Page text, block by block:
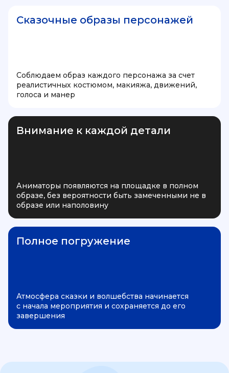
Сказочные образы персонажей
Соблюдаем образ каждого персонажа за счет
реалистичных костюмом, макияжа, движений,
голоса и манер
Внимание к каждой детали
Аниматоры появляются на площадке в полном
образе, без вероятности быть замеченными не в
образе или наполовину
Полное погружение
Атмосфера сказки и волшебства начинается
с начала мероприятия и сохраняется до его
завершения